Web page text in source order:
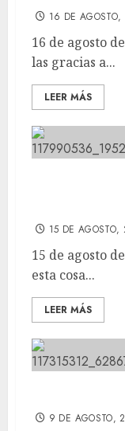
16 DE
16 de agosto
las gracias a...
LEER MÁS
15 DE AGOSTO,
15 de agosto
esta cosa...
LEER MÁS
9 DE AGOSTO,